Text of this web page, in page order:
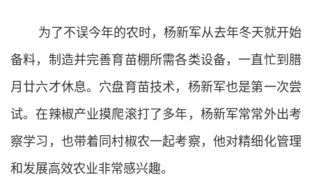
为了不误今年的农时，杨新军从去年冬天就开始
备料，制造并完善育苗棚所需各类设备，一直忙到腊
月廿六才休息。穴盘育苗技术，杨新军也是第一次尝
试。在辣椒产业摸爬滚打了多年，杨新军常常外出考
察学习，也带着同村椒农一起考察，他对精细化管理
和发展高效农业非常感兴趣。